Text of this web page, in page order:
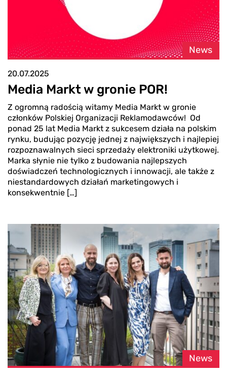
News
20.07.2025
Media Markt w gronie POR!
Z ogromną radością witamy Media Markt w gronie
członków Polskiej Organizacji Reklamodawców! Od
ponad 25 lat Media Markt z sukcesem działa na polskim
rynku, budując pozycję jednej z największych i najlepiej
rozpoznawalnych sieci sprzedaży elektroniki użytkowej.
Marka słynie nie tylko z budowania najlepszych
doświadczeń technologicznych i innowacji, ale także z
niestandardowych działań marketingowych i
konsekwentnie […]
News